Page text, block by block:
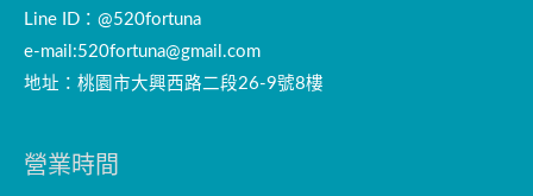
Line ID：@520fortuna
e-mail:520fortuna@gmail.com
地址：桃園市大興西路二段26-9號8樓
營業時間